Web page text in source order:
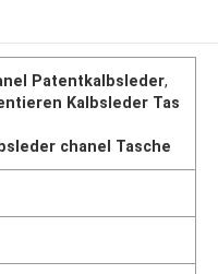
Patentkalbsleder,
Kalbsleder Tas
chanel Tasche